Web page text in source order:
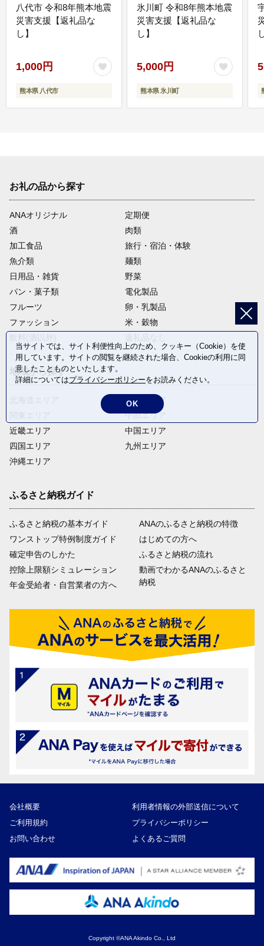
八代市 令和8年熊本地震
災害支援【返礼品な
し】
1,000円
熊本県 八代市
氷川町 令和8年熊本地震
災害支援【返礼品な
し】
5,000円
熊本県 氷川町
お礼の品から探す
ANAオリジナル
定期便
酒
肉類
加工食品
旅行・宿泊・体験
魚介類
麺類
日用品・雑貨
野菜
パン・菓子類
電化製品
フルーツ
卵・乳製品
ファッション
米・穀物
地域から探す
近畿エリア
四国エリア
沖縄エリア
東北エリア
中部エリア
中国エリア
九州エリア
ふるさと納税ガイド
ふるさと納税の基本ガイド
ワンストップ特例制度ガイド
確定申告のしかた
控除上限額シミュレーション
年金受給者・自営業者の方へ
ANAのふるさと納税の特徴
はじめての方へ
ふるさと納税の流れ
動画でわかるANAのふるさと
納税
会社概要
利用者情報の外部送信について
ご利用規約
プライバシーポリシー
お問い合わせ
よくあるご質問
Copyright ©ANA Akindo Co., Ltd
当サイトでは、サイト利便性向上のため、クッキー（Cookie）を使
用しています。サイトの閲覧を継続された場合、Cookieの利用に同
意したことものといたします。
詳細についてはプライバシーポリシーをお読みください。
OK